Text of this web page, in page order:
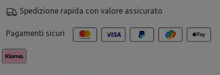
Spedizione rapida con valore assicurato
Pagamenti sicuri